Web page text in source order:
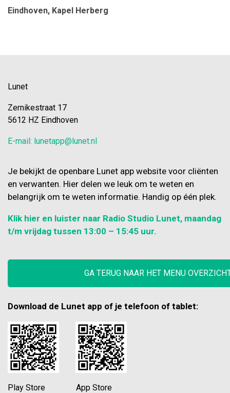
Eindhoven, Kapel Herberg
Lunet
Zernikestraat 17
5612 HZ Eindhoven
E-mail: lunetapp@lunet.nl
Je bekijkt de openbare Lunet app website voor cliënten
en verwanten. Hier delen we leuk om te weten en
belangrijk om te weten informatie. Handig op één plek.
Klik hier en luister naar Radio Studio Lunet, maandag
t/m vrijdag tussen 13:00 – 15:45 uur.
GA TERUG NAAR HET MENU
Download de Lunet app of je telefoon of tablet:
Play Store App Store